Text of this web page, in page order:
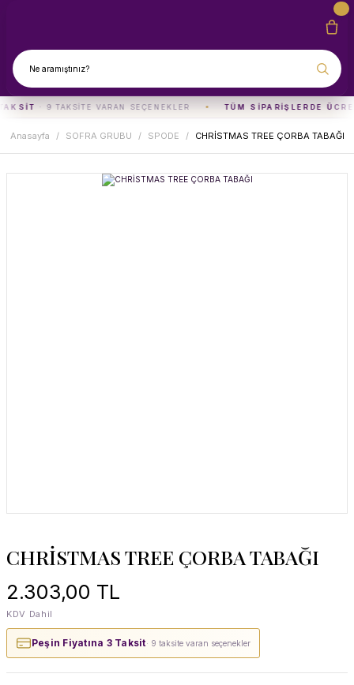
· 9 TAKSITE VARAN SEÇENEKLER TÜM SIPARIŞLERDE
Anasayfa SOFRA GRUBU SPODE CHRİSTMAS TREE ÇORBA TABAĞI
CHRİSTMAS TREE ÇORBA TABAĞI
2.303,00 TL
KDV Dahil
Peşin Fiyatına 3 Taksit· 9 taksite varan seçenekler